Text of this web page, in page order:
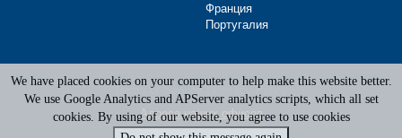
Франция
Португалия
Terms of Service
Privacy Policy
Адреса наших офисов
We have placed cookies on your computer to help make this website better.
We use Google Analytics and APServer analytics scripts, which all set
cookies. By using of our website, you agree to use cookies